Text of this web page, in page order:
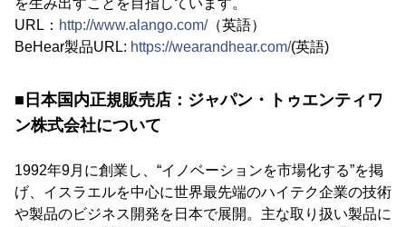
を生み出すことを目指しています。
URL： http://www.alango.com/（英語）
BeHear製品URL: https://wearandhear.com/(英語)
■日本国内正規販売店：ジャパン・トゥエンティワ
ン株式会社について
1992年9月に創業し、“イノベーションを市場化する”を掲
げ、イスラエルを中心に世界最先端のハイテク企業の技術
や製品のビジネス開発を日本で展開。主な取り扱い製品に